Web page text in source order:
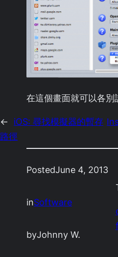
在這個畫面就可以各別
←
iOS: 尋找模擬器的暫存
路徑
PostedJune 4, 2013
inSoftware
byJohnny W.